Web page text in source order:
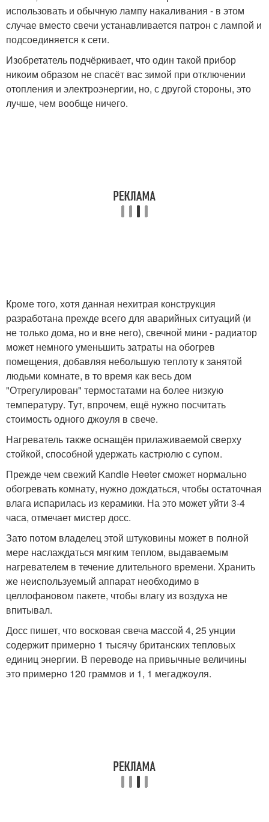
использовать и обычную лампу накаливания - в этом
случае вместо свечи устанавливается патрон с лампой и
подсоединяется к сети.
Изобретатель подчёркивает, что один такой прибор
никоим образом не спасёт вас зимой при отключении
отопления и электроэнергии, но, с другой стороны, это
лучше, чем вообще ничего.
Кроме того, хотя данная нехитрая конструкция
разработана прежде всего для аварийных ситуаций (и
не только дома, но и вне него), свечной мини - радиатор
может немного уменьшить затраты на обогрев
помещения, добавляя небольшую теплоту к занятой
людьми комнате, в то время как весь дом
"Отрегулирован" термостатами на более низкую
температуру. Тут, впрочем, ещё нужно посчитать
стоимость одного джоуля в свече.
Нагреватель также оснащён прилаживаемой сверху
стойкой, способной удержать кастрюлю с супом.
Прежде чем свежий Kandle Heeter сможет нормально
обогревать комнату, нужно дождаться, чтобы остаточная
влага испарилась из керамики. На это может уйти 3-4
часа, отмечает мистер досс.
Зато потом владелец этой штуковины может в полной
мере наслаждаться мягким теплом, выдаваемым
нагревателем в течение длительного времени. Хранить
же неиспользуемый аппарат необходимо в
целлофановом пакете, чтобы влагу из воздуха не
впитывал.
Досс пишет, что восковая свеча массой 4, 25 унции
содержит примерно 1 тысячу британских тепловых
единиц энергии. В переводе на привычные величины
это примерно 120 граммов и 1, 1 мегаджоуля.